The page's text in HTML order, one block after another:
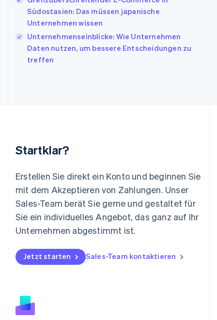
Südostasien: Das müssen japanische
Unternehmen wissen
Unternehmenseinblicke: Wie Unternehmen
Daten nutzen, um bessere Entscheidungen zu
treffen
Startklar?
Erstellen Sie direkt ein Konto und beginnen Sie
mit dem Akzeptieren von Zahlungen. Unser
Sales-Team berät Sie gerne und gestaltet für
Sie ein individuelles Angebot, das ganz auf Ihr
Unternehmen abgestimmt ist.
Jetzt starten Sales-Team kontaktieren
EnglishFrançais
Kroatien
EnglishItaliano
English
Liechtenstein
Deutsch
Mexiko
English
Niederlande
Nederlands English
Norwegen
English
Österreich
Polen
English
Portugal
English
Schweden
Svenska